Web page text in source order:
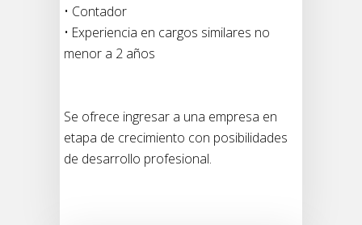
• Contador
• Experiencia en cargos similares no
menor a 2 años
Se ofrece ingresar a una empresa en
etapa de crecimiento con posibilidades
de desarrollo profesional.